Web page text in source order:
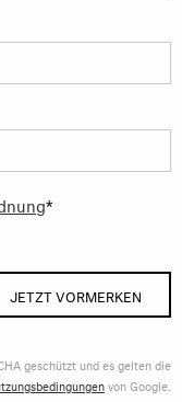
*
JETZT VORMERKEN
geschützt und es gelten die
von Google.